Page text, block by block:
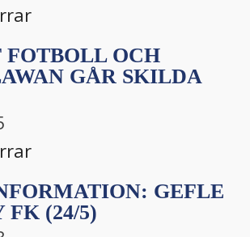
FOTBOLL OCH
GÅR SKILDA
GEFLE
FK (24/5)